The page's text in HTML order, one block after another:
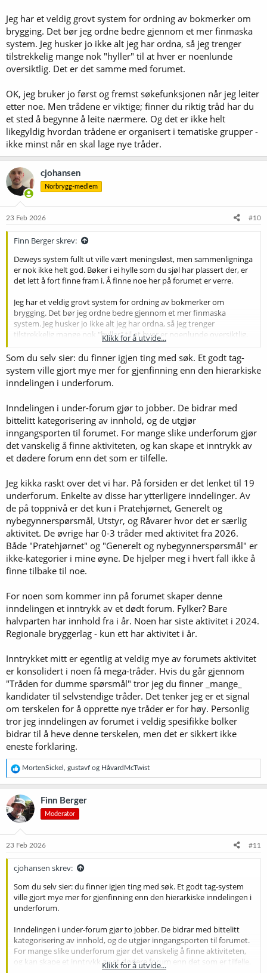
Jeg har et veldig grovt system for ordning av bokmerker om
brygging. Det bør jeg ordne bedre gjennom et mer finmaska
system. Jeg husker jo ikke alt jeg har ordna, så jeg trenger
tilstrekkelig mange nok "hyller" til at hver er noenlunde
oversiktlig. Det er det samme med forumet.
OK, jeg bruker jo først og fremst søkefunksjonen når jeg leiter
etter noe. Men trådene er viktige; finner du riktig tråd har du
et sted å begynne å leite nærmere. Og det er ikke helt
likegyldig hvordan trådene er organisert i tematiske grupper -
ikke minst når en skal lage nye tråder.
cjohansen
Norbrygg-medlem
23 Feb 2026 #10
Finn Berger skrev:
Deweys system fullt ut ville vært meningsløst, men sammenligninga
er nok ikke helt god. Bøker i ei hylle som du sjøl har plassert der, er
det lett å fort finne fram i. Å finne noe her på forumet er verre.
Jeg har et veldig grovt system for ordning av bokmerker om
brygging. Det bør jeg ordne bedre gjennom et mer finmaska
system. Jeg husker jo ikke alt jeg har ordna, så jeg trenger
tilstrekkelig mange nok "hyller" til at hver er noenlunde oversiktlig.
Det er det samme med forumet.
OK, jeg bruker jo først og fremst søkefunksjonen når jeg leiter etter
noe. Men trådene er viktige; finner du riktig tråd har du et sted å
begynne å leite nærmere. Og det er ikke helt likegyldig hvordan
lage nye tråder.
Klikk for å utvide...
Som du selv sier: du finner igjen ting med søk. Et godt tag-
system ville gjort mye mer for gjenfinning enn den hierarkiske
inndelingen i underforum.
Inndelingen i under-forum gjør to jobber. De bidrar med
bittelitt kategorisering av innhold, og de utgjør
inngangsporten til forumet. For mange slike underforum gjør
det vanskelig å finne aktiviteten, og kan skape et inntrykk av
et dødere forum enn det som er tilfelle.
Jeg kikka raskt over det vi har. På forsiden er det lenket til 19
underforum. Enkelte av disse har ytterligere inndelinger. Av
de på toppnivå er det kun i Pratehjørnet, Generelt og
nybegynnerspørsmål, Utstyr, og Råvarer hvor det er særlig
aktivitet. De øvrige har 0-3 tråder med aktivitet fra 2026.
Både "Pratehjørnet" og "Generelt og nybegynnerspørsmål" er
ikke-kategorier i mine øyne. De hjelper meg i hvert fall ikke å
finne tilbake til noe.
For noen som kommer inn på forumet skaper denne
inndelingen et inntrykk av et dødt forum. Fylker? Bare
halvparten har innhold fra i år. Noen har siste aktivitet i 2024.
Regionale bryggerlag - kun ett har aktivitet i år.
Inntrykket mitt er egentlig at veldig mye av forumets aktivitet
er konsolidert i noen få mega-tråder. Hvis du går gjennom
"Tråden for dumme spørsmål" tror jeg du finner _mange_
kandidater til selvstendige tråder. Det tenker jeg er et signal
om terskelen for å opprette nye tråder er for høy. Personlig
tror jeg inndelingen av forumet i veldig spesifikke bolker
bidrar til å heve denne terskelen, men det er sikkert ikke
eneste forklaring.
R
e
a
k
s
j
o
e
MortenSickel gustavf og HåvardMcTwist
Finn Berger
Moderator
23 Feb 2026 #11
cjohansen skrev:
Som du selv sier: du finner igjen ting med søk. Et godt tag-system
ville gjort mye mer for gjenfinning enn den hierarkiske inndelingen i
underforum.
Inndelingen i under-forum gjør to jobber. De bidrar med bittelitt
kategorisering av innhold, og de utgjør inngangsporten til forumet.
For mange slike underforum gjør det vanskelig å finne aktiviteten,
og kan skape et inntrykk av et dødere forum enn det som er tilfelle.
Klikk for å utvide...